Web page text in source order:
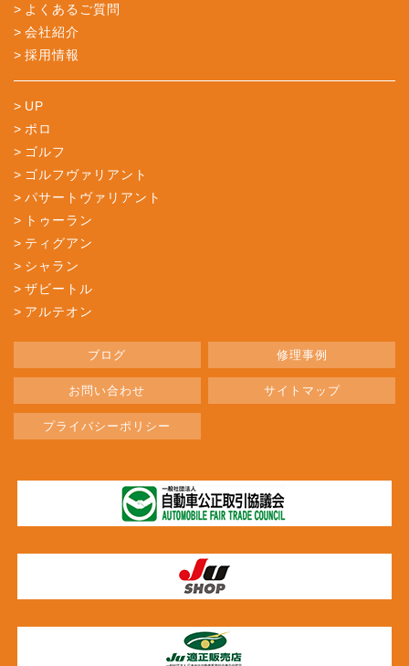
よくあるご質問
会社紹介
採用情報
UP
ポロ
ゴルフ
ゴルフヴァリアント
パサートヴァリアント
トゥーラン
ティグアン
シャラン
ザビートル
アルテオン
ブログ 修理事例
お問い合わせ サイトマップ
プライバシーポリシー